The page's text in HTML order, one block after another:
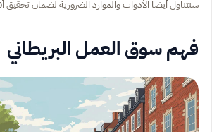
سنتناول أيضاً الأدوات والموارد الضرورية لضمان تحقيق
فهم سوق العمل البريطاني